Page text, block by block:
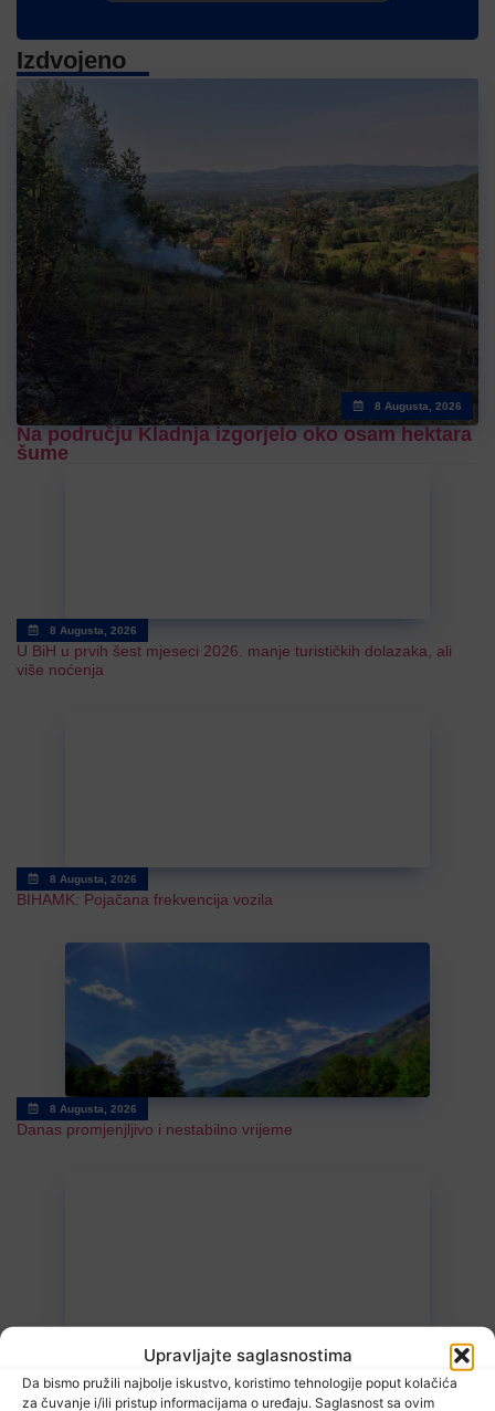
Upravljajte saglasnostima
Da bismo pružili najbolje iskustvo, koristimo tehnologije poput kolačića
za čuvanje i/ili pristup informacijama o uređaju. Saglasnost sa ovim
Izdvojeno
8 Augusta, 2026
Na području Kladnja izgorjelo oko osam hektara
šume
8 Augusta, 2026
U BiH u prvih šest mjeseci 2026. manje turističkih dolazaka, ali
više noćenja
8 Augusta, 2026
BIHAMK: Pojačana frekvencija vozila
8 Augusta, 2026
Danas promjenjljivo i nestabilno vrijeme
U Kalesiji u toku rekonstrukcija puteva